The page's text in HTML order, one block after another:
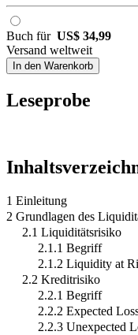
Buch für US$ 34,99
Versand weltweit
In den Warenkorb
Leseprobe
1 Einleitung
2 Grundlagen des
2.1 Liquiditätsrisiko
2.1.1 Begriff
2.1.2 Liquidity at
2.2 Kreditrisiko
2.2.1 Begriff
2.2.2 Expected
2.2.3 Unexpected